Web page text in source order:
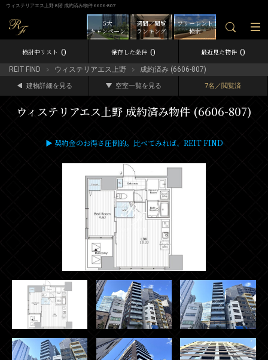
ウィステリアエス上野 8階 成約済み物件 6606-807
フリーレント
検索
週間／閲覧
ランキング
5大
キャンペーン
検討中リスト 0 保存した条件 0 最近見た物件 0
REIT FIND ウィステリアエス上野 成約済み (6606-807)
建物詳細を見る 空室一覧を見る 7名／閲覧済
ウィステリアエス上野 成約済み物件 (6606-807)
▶ 契約金のお得さ圧倒的。比べてみれば、REIT FIND